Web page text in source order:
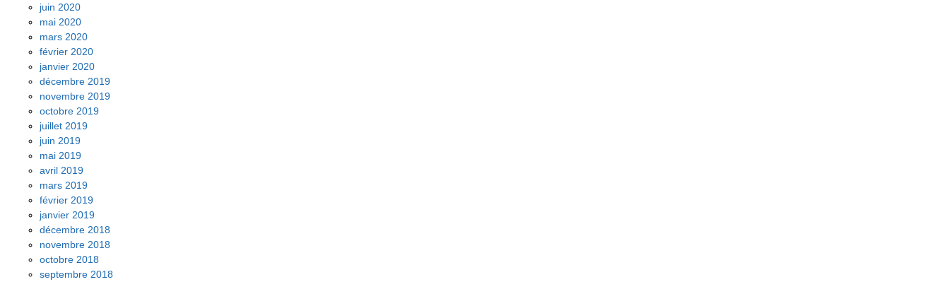
juin 2020
mai 2020
mars 2020
février 2020
janvier 2020
décembre 2019
novembre 2019
octobre 2019
juillet 2019
juin 2019
mai 2019
avril 2019
mars 2019
février 2019
janvier 2019
décembre 2018
novembre 2018
octobre 2018
septembre 2018